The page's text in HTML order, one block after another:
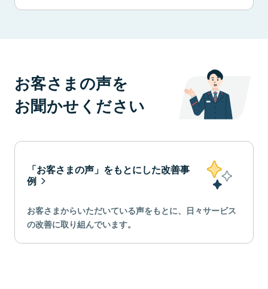
お客さまの声を
お聞かせください
「お客さまの声」をもとにした改善事
例
お客さまからいただいている声をもとに、日々サービス
の改善に取り組んでいます。